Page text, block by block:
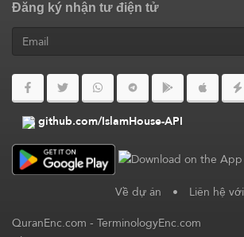
Đăng ký nhận tư điện tử
github.com/IslamHouse-API
Về dự án • Liên hệ
QuranEnc.com-TerminologyEnc.com